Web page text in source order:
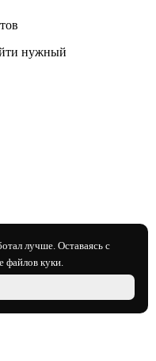
лучше. Оставаясь с
файлов куки.
нужный